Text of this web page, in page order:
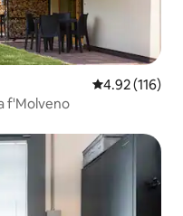
Rating medju
4.92 (116)
f'Molveno